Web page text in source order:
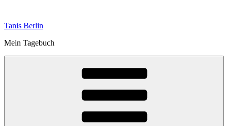
springen
Tanis Berlin
Mein Tagebuch